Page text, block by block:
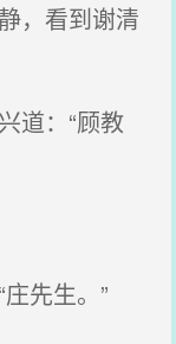
，看到谢清
道：“顾教
先生。”